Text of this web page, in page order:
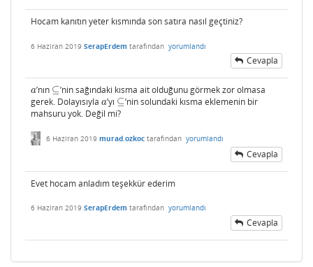
Hocam kanıtın yeter kısmında son satıra nasıl geçtiniz?
6 Haziran 2019 SerapErdem tarafından yorumlandı
Cevapla
a
a’nın ⊆
⊆’nin sağındaki kısma ait olduğunu görmek zor olmasa
gerek. Dolayısıyla a
a’yı ⊆
⊆’nin solundaki kısma eklemenin bir
mahsuru yok. Değil mi?
6 Haziran 2019 murad.ozkoc tarafından yorumlandı
Cevapla
Evet hocam anladım teşekkür ederim
6 Haziran 2019 SerapErdem tarafından yorumlandı
Cevapla